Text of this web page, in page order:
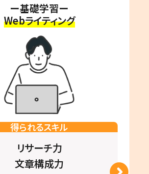
ー基礎学習ー
Webライティング
得られるスキル
リサーチ力
文章構成力